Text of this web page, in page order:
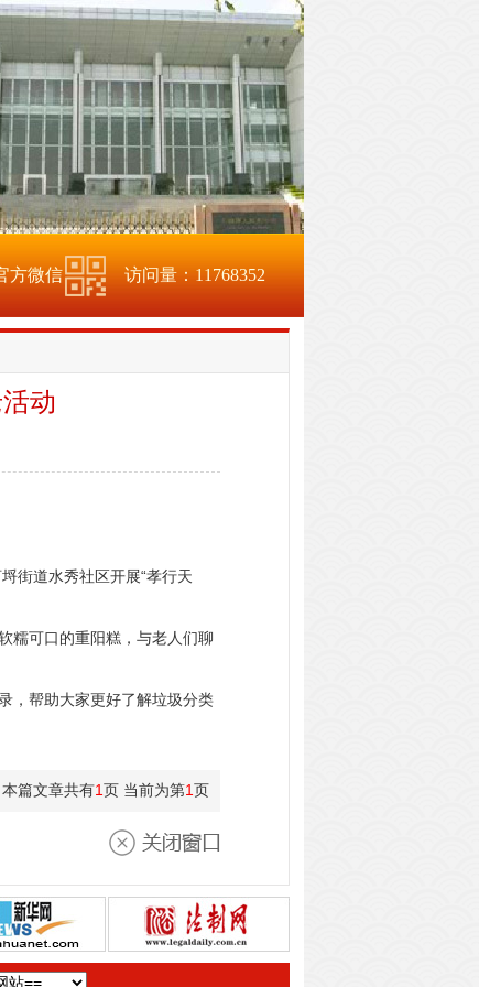
方微信 访问量： 11768352
动
街道水秀社区开展“孝行天
糯可口的重阳糕，与老人们聊
，帮助大家更好了解垃圾分类
本篇文章共有1页 当前为第1页
关闭窗口